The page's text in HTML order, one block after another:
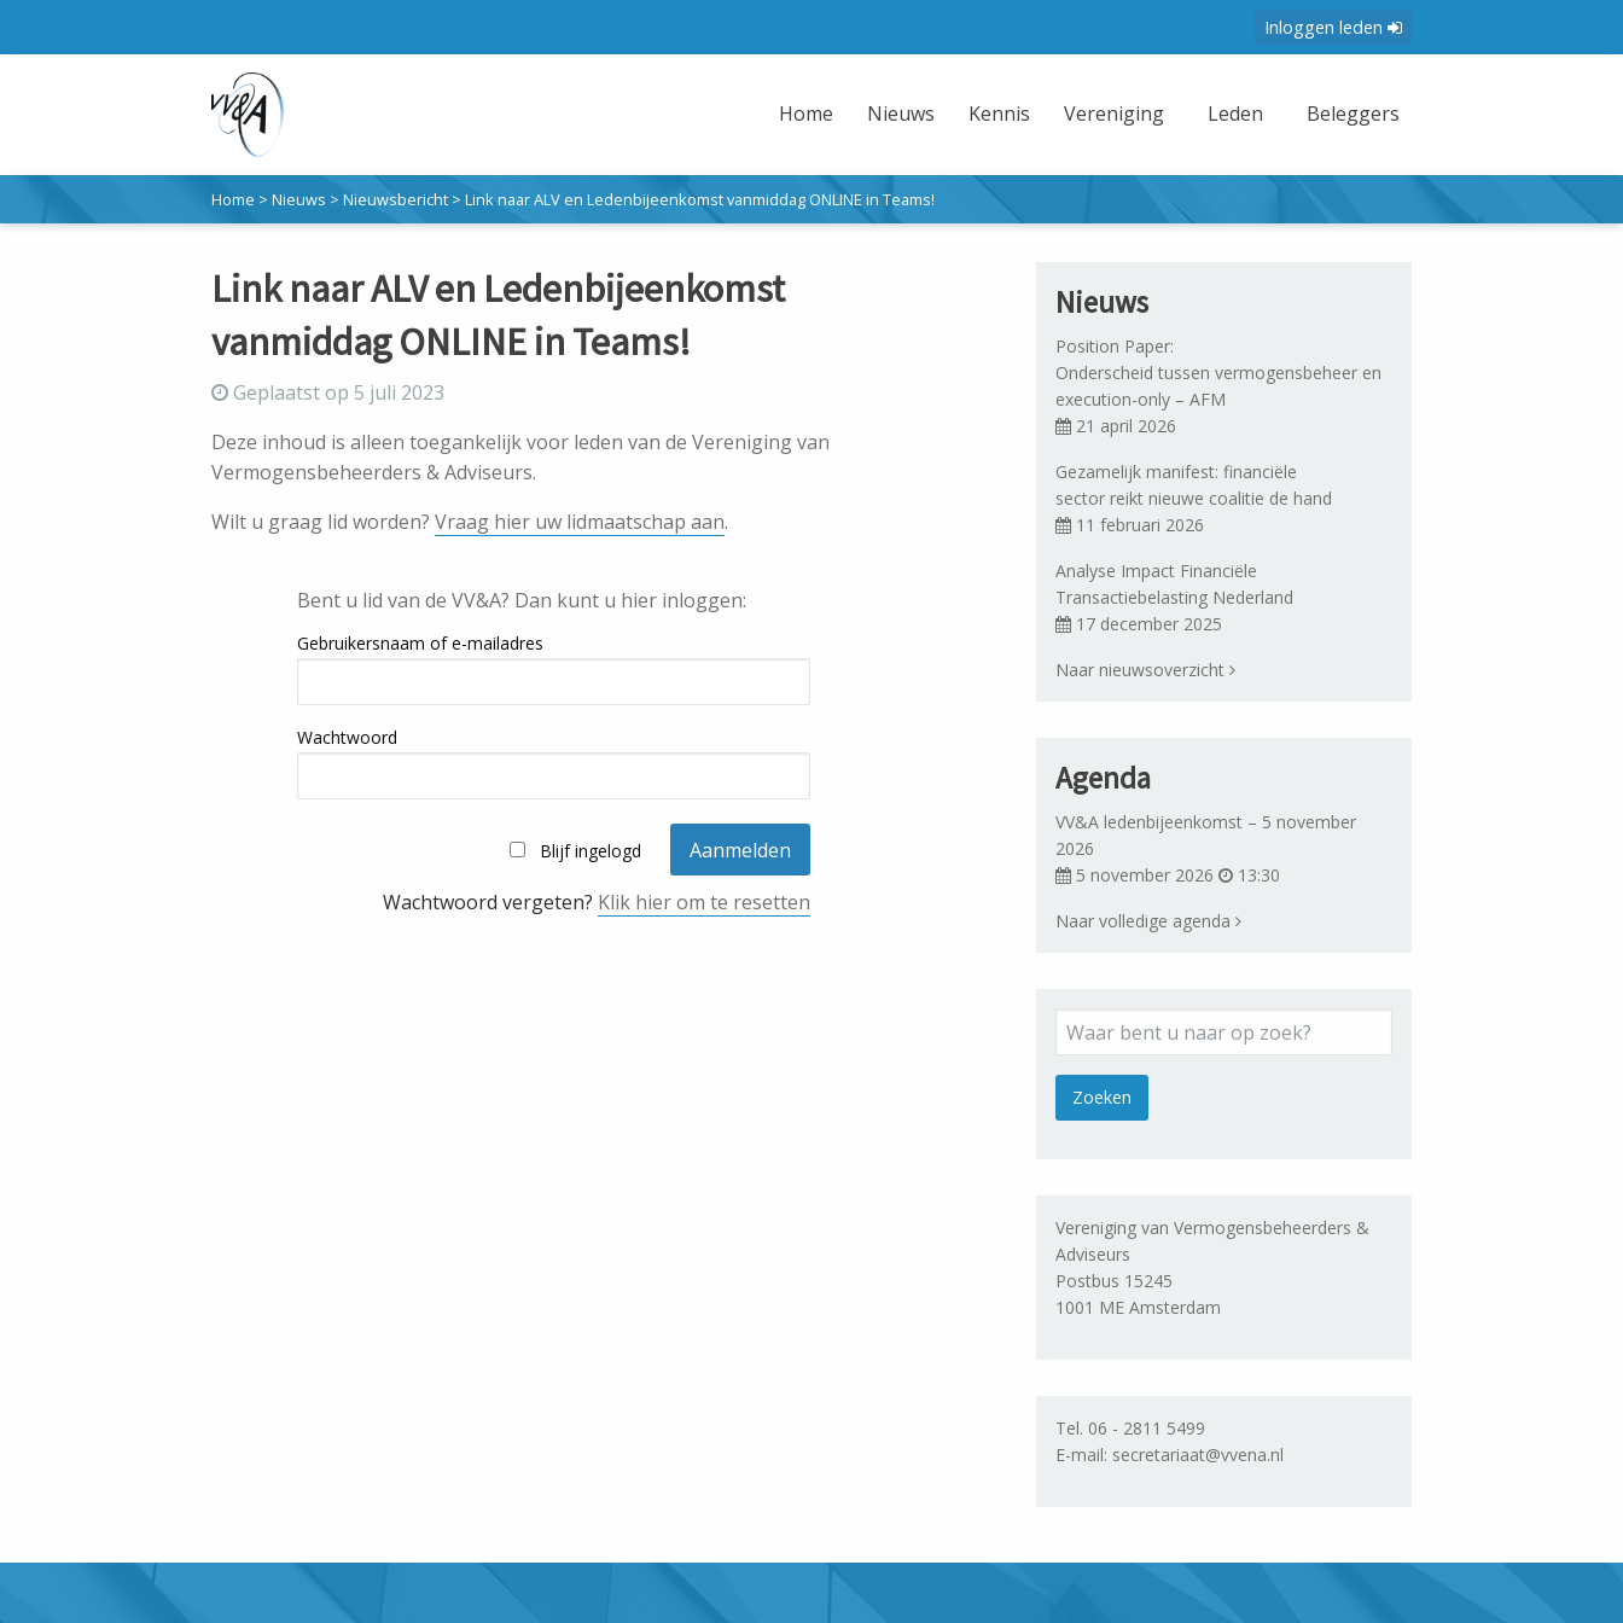
Inloggen leden
Home Nieuws Kennis Vereniging Leden Beleggers
Home > Nieuws > Nieuwsbericht > Link naar ALV en Ledenbijeenkomst vanmiddag ONLINE in Teams!
Link naar ALV en Ledenbijeenkomst
vanmiddag ONLINE in Teams!
Geplaatst op 5 juli 2023
Deze inhoud is alleen toegankelijk voor leden van de Vereniging van
Vermogensbeheerders & Adviseurs.
Wilt u graag lid worden? Vraag hier uw lidmaatschap aan.
Bent u lid van de VV&A? Dan kunt u hier inloggen:
Gebruikersnaam of e-mailadres
Wachtwoord
Blijf ingelogd
Wachtwoord vergeten? Klik hier om te resetten
Nieuws
Position Paper:
Onderscheid tussen vermogensbeheer en
execution-only – AFM
21 april 2026
Gezamelijk manifest: financiële
sector reikt nieuwe coalitie de hand
11 februari 2026
Analyse Impact Financiële
Transactiebelasting Nederland
17 december 2025
Naar nieuwsoverzicht
Agenda
VV&A ledenbijeenkomst – 5 november
2026
5 november 2026
13:30
Naar volledige agenda
Vereniging van Vermogensbeheerders &
Adviseurs
Postbus 15245
1001 ME Amsterdam
Tel. 06 - 2811 5499
E-mail: secretariaat@vvena.nl